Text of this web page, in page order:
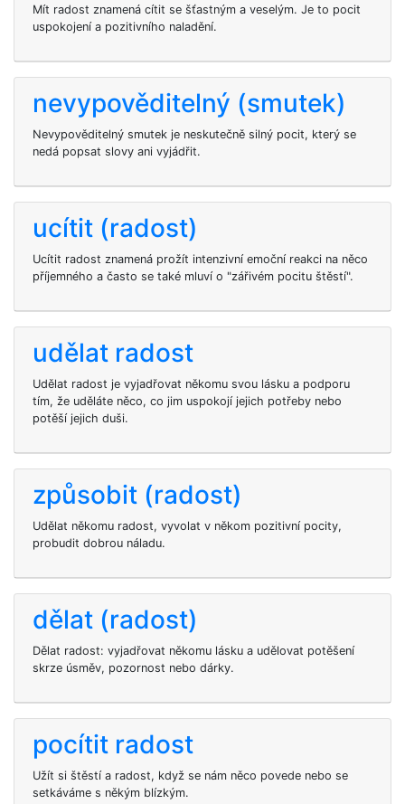
Mít radost znamená cítit se šťastným a veselým. Je to pocit
uspokojení a pozitivního naladění.
nevypověditelný (smutek)
Nevypověditelný smutek je neskutečně silný pocit, který se
nedá popsat slovy ani vyjádřit.
ucítit (radost)
Ucítit radost znamená prožít intenzivní emoční reakci na něco
příjemného a často se také mluví o "zářivém pocitu štěstí".
udělat radost
Udělat radost je vyjadřovat někomu svou lásku a podporu
tím, že uděláte něco, co jim uspokojí jejich potřeby nebo
potěší jejich duši.
způsobit (radost)
Udělat někomu radost, vyvolat v někom pozitivní pocity,
probudit dobrou náladu.
dělat (radost)
Dělat radost: vyjadřovat někomu lásku a udělovat potěšení
skrze úsměv, pozornost nebo dárky.
pocítit radost
Užít si štěstí a radost, když se nám něco povede nebo se
setkáváme s někým blízkým.